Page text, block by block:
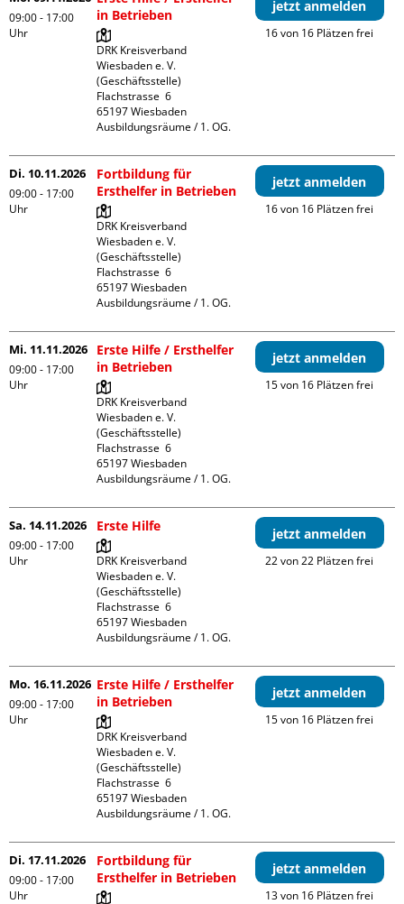
09:00 - 17:00
Uhr
in Betrieben
DRK Kreisverband
Wiesbaden e. V.
(Geschäftsstelle)
Flachstrasse  6
65197 Wiesbaden
Ausbildungsräume / 1. OG.
jetzt anmelden
16 von 16 Plätzen frei
Di. 10.11.2026
09:00 - 17:00
Uhr
Fortbildung für
Ersthelfer in Betrieben
DRK Kreisverband
Wiesbaden e. V.
(Geschäftsstelle)
Flachstrasse  6
65197 Wiesbaden
Ausbildungsräume / 1. OG.
jetzt anmelden
16 von 16 Plätzen frei
Mi. 11.11.2026
09:00 - 17:00
Uhr
Erste Hilfe / Ersthelfer
in Betrieben
DRK Kreisverband
Wiesbaden e. V.
(Geschäftsstelle)
Flachstrasse  6
65197 Wiesbaden
Ausbildungsräume / 1. OG.
jetzt anmelden
15 von 16 Plätzen frei
Sa. 14.11.2026
09:00 - 17:00
Uhr
Erste Hilfe
DRK Kreisverband
Wiesbaden e. V.
(Geschäftsstelle)
Flachstrasse  6
65197 Wiesbaden
Ausbildungsräume / 1. OG.
jetzt anmelden
22 von 22 Plätzen frei
Mo. 16.11.2026
09:00 - 17:00
Uhr
Erste Hilfe / Ersthelfer
in Betrieben
DRK Kreisverband
Wiesbaden e. V.
(Geschäftsstelle)
Flachstrasse  6
65197 Wiesbaden
Ausbildungsräume / 1. OG.
jetzt anmelden
15 von 16 Plätzen frei
Di. 17.11.2026
09:00 - 17:00
Uhr
Fortbildung für
Ersthelfer in Betrieben
jetzt anmelden
13 von 16 Plätzen frei